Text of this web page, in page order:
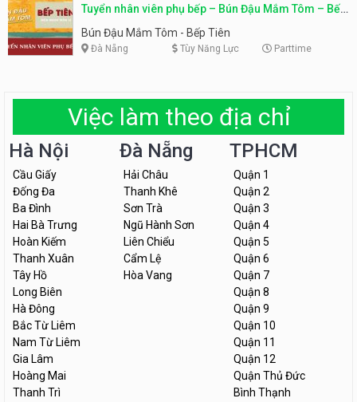
Tuyển nhân viên phụ bếp – Bún Đậu Mắm Tôm – Bếp
Tiên
Bún Đậu Mắm Tôm - Bếp Tiên
Đà Nẵng Tùy Năng Lực Parttime
Việc làm theo địa chỉ
Hà Nội
Cầu Giấy
Đống Đa
Ba Đình
Hai Bà Trưng
Hoàn Kiếm
Thanh Xuân
Tây Hồ
Long Biên
Hà Đông
Bắc Từ Liêm
Nam Từ Liêm
Gia Lâm
Hoàng Mai
Thanh Trì
Đà Nẵng
Hải Châu
Thanh Khê
Sơn Trà
Ngũ Hành Sơn
Liên Chiểu
Cẩm Lệ
Hòa Vang
TPHCM
Quận 1
Quận 2
Quận 3
Quận 4
Quận 5
Quận 6
Quận 7
Quận 8
Quận 9
Quận 10
Quận 11
Quận 12
Quận Thủ Đức
Bình Thạnh